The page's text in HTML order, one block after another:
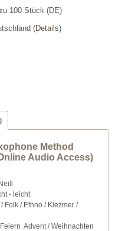
100 Stück (DE)
(Details)
Method
Audio Access)
- leicht
Folk / Ethno / Klezmer /
 Advent / Weihnachten